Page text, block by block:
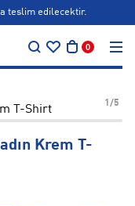
seçenekleri!
teslim edilecektir.
seçenekleri!
0
1/5
Krem T-